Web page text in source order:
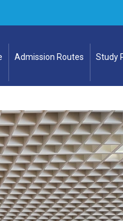
Admission Routes Study